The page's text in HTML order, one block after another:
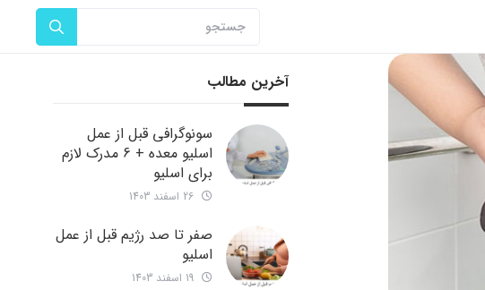
آخرین مطالب
سونوگرافی قبل از عمل
اسلیو معده + 6 مدرک لازم
برای اسلیو
صفر تا صد رژیم قبل از عمل
اسلیو